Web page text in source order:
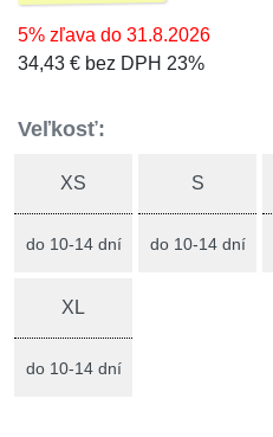
5% zľava do 31.8.2026
34,43 € bez DPH 23%
Veľkosť:
XS
do 10-14 dní
S
do 10-14 dní
XL
do 10-14 dní